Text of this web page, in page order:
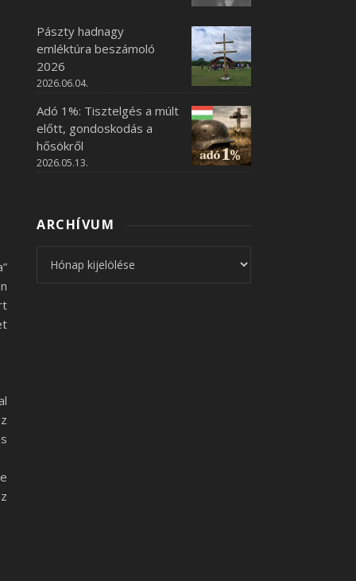
Pászty hadnagy
emléktúra beszámoló
2026
2026.06.04.
Adó 1%: Tisztelgés a múlt
előtt, gondoskodás a
hősökről
2026.05.13.
ARCHÍVUM